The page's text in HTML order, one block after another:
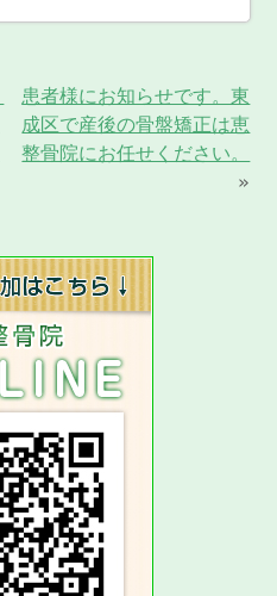
患者様にお知らせです。東
成区で産後の骨盤矯正は恵
整骨院にお任せください。
»